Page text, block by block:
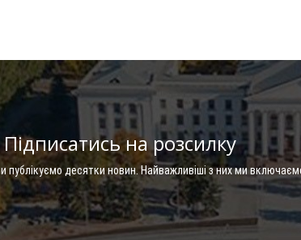
Підписатись на розсилку
публікуємо десятки новин. Найважливіші з них ми